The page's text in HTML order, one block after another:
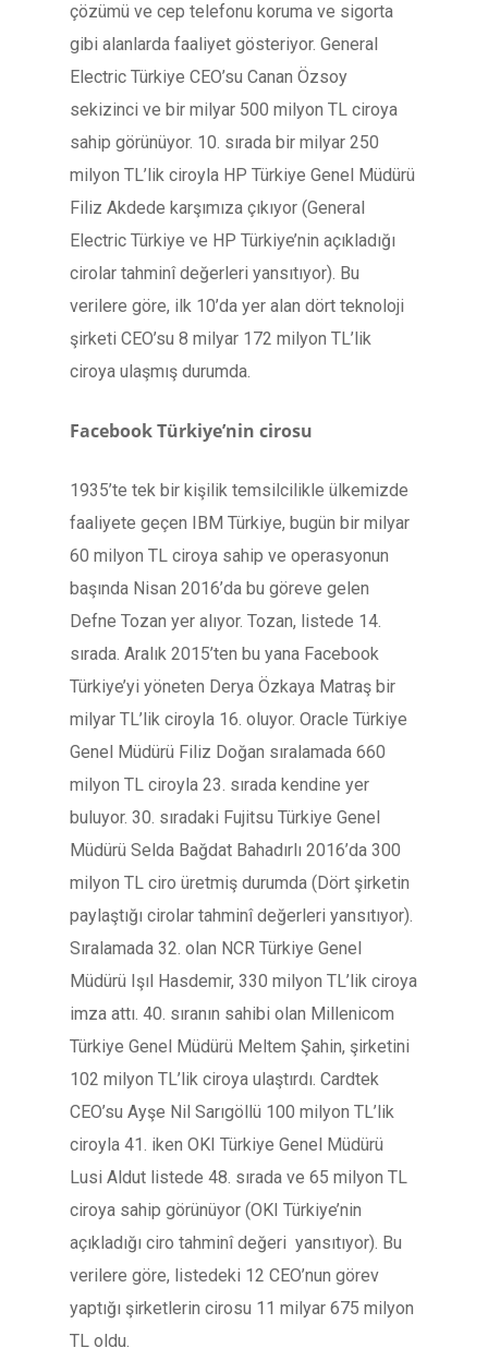
çözümü ve cep telefonu koruma ve sigorta
gibi alanlarda faaliyet gösteriyor. General
Electric Türkiye CEO’su Canan Özsoy
sekizinci ve bir milyar 500 milyon TL ciroya
sahip görünüyor. 10. sırada bir milyar 250
milyon TL’lik ciroyla HP Türkiye Genel Müdürü
Filiz Akdede karşımıza çıkıyor (General
Electric Türkiye ve HP Türkiye’nin açıkladığı
cirolar tahminî değerleri yansıtıyor). Bu
verilere göre, ilk 10’da yer alan dört teknoloji
şirketi CEO’su 8 milyar 172 milyon TL’lik
ciroya ulaşmış durumda.
Facebook Türkiye’nin cirosu
1935’te tek bir kişilik temsilcilikle ülkemizde
faaliyete geçen IBM Türkiye, bugün bir milyar
60 milyon TL ciroya sahip ve operasyonun
başında Nisan 2016’da bu göreve gelen
Defne Tozan yer alıyor. Tozan, listede 14.
sırada. Aralık 2015’ten bu yana Facebook
Türkiye’yi yöneten Derya Özkaya Matraş bir
milyar TL’lik ciroyla 16. oluyor. Oracle Türkiye
Genel Müdürü Filiz Doğan sıralamada 660
milyon TL ciroyla 23. sırada kendine yer
buluyor. 30. sıradaki Fujitsu Türkiye Genel
Müdürü Selda Bağdat Bahadırlı 2016’da 300
milyon TL ciro üretmiş durumda (Dört şirketin
paylaştığı cirolar tahminî değerleri yansıtıyor).
Sıralamada 32. olan NCR Türkiye Genel
Müdürü Işıl Hasdemir, 330 milyon TL’lik ciroya
imza attı. 40. sıranın sahibi olan Millenicom
Türkiye Genel Müdürü Meltem Şahin, şirketini
102 milyon TL’lik ciroya ulaştırdı. Cardtek
CEO’su Ayşe Nil Sarıgöllü 100 milyon TL’lik
ciroyla 41. iken OKI Türkiye Genel Müdürü
Lusi Aldut listede 48. sırada ve 65 milyon TL
ciroya sahip görünüyor (OKI Türkiye’nin
açıkladığı ciro tahminî değeri yansıtıyor). Bu
verilere göre, listedeki 12 CEO’nun görev
yaptığı şirketlerin cirosu 11 milyar 675 milyon
TL oldu.